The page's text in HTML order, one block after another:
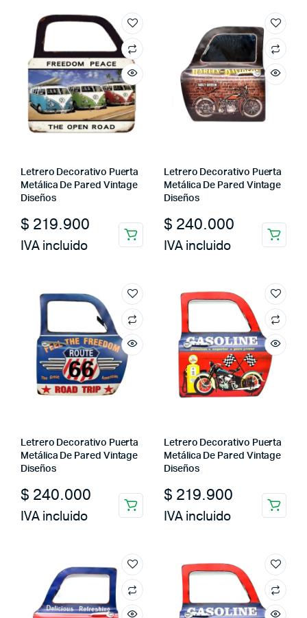
Letrero Decorativo Puerta
Metálica De Pared Vintage
Diseños
$ 219.900
IVA incluido
Letrero Decorativo Puerta
Metálica De Pared Vintage
Diseños
$ 240.000
IVA incluido
Letrero Decorativo Puerta
Metálica De Pared Vintage
Diseños
$ 240.000
IVA incluido
Letrero Decorativo Puerta
Metálica De Pared Vintage
Diseños
$ 219.900
IVA incluido